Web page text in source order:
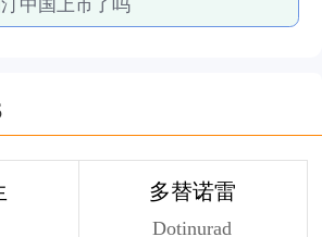
中国上市了吗
多替诺雷
Dotinurad